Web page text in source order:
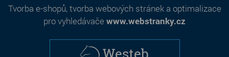
Tvorba e-shopů,tvorba webových stráneka optimalizace
pro vyhledávače www.webstranky.cz
Westeb